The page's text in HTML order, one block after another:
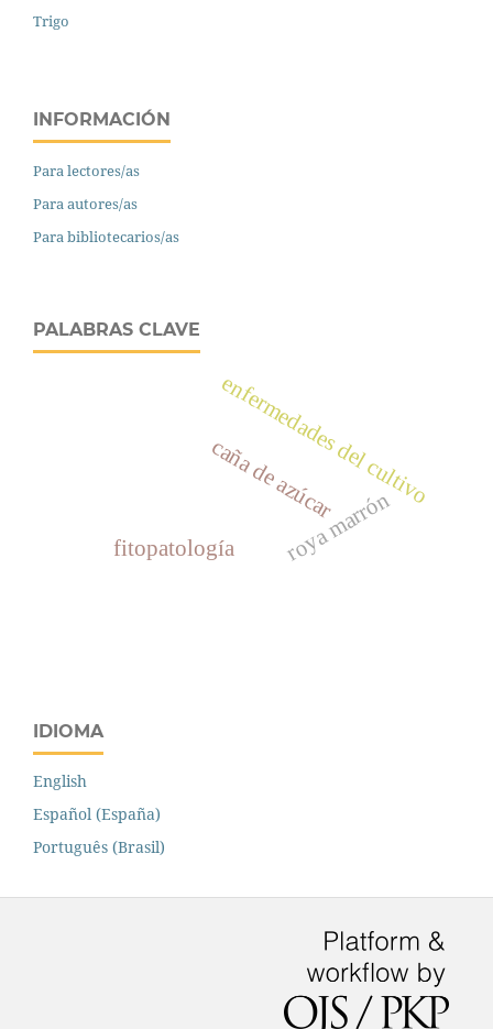
Trigo
INFORMACIÓN
Para lectores/as
Para autores/as
Para bibliotecarios/as
PALABRAS CLAVE
caña de azúcar
fitopatología roya marrón
enfermedades del cultivo
IDIOMA
English
Español (España)
Português (Brasil)